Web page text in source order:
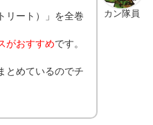
カン隊員
リート）」を全巻
がおすすめです。
とめているのでチ